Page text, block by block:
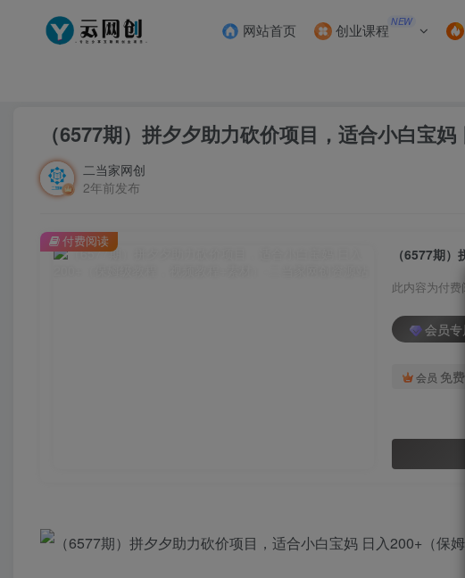
网站首页 创业课程 NEW
（6577期）拼夕夕助力砍价项目，适合小白宝
二当家网创
2年前发布
此内容为付费
会员专
会员 免费
付费阅读